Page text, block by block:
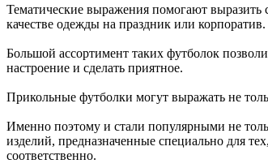
Тематические выражения помогают выразить
качестве одежды на праздник или корпоратив.
Большой ассортимент таких футболок
настроение и сделать приятное.
Прикольные футболки могут выражать не
Именно поэтому и стали популярными не
изделий, предназначенные специально для
соответственно.